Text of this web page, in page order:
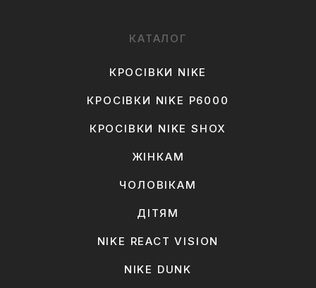
КАТАЛОГ
КРОСІВКИ NIKE
КРОСІВКИ NIKE P6000
КРОСІВКИ NIKE SHOX
ЖІНКАМ
ЧОЛОВІКАМ
ДІТЯМ
NIKE REACT VISION
NIKE DUNK